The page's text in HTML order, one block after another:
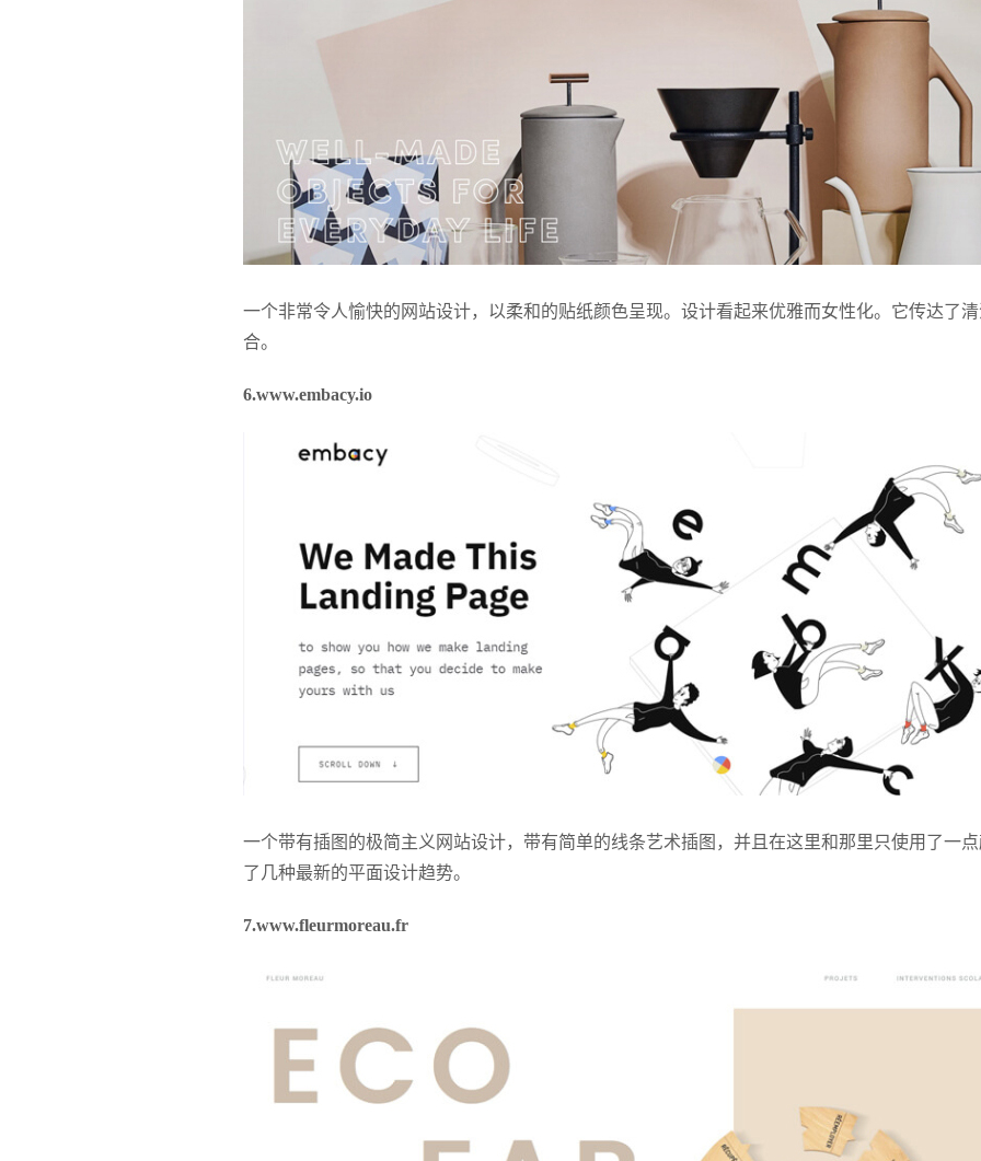
一个非常令人愉快的网站设计，以柔和的贴纸颜色呈现。设计看起来优雅而女性化。它传达了
合。
6.www.embacy.io
一个带有插图的极简主义网站设计，带有简单的线条艺术插图，并且在这里和那里只使用了一
了几种最新的平面设计趋势。
7.www.fleurmoreau.fr